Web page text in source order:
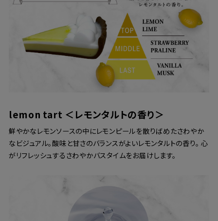
lemon tart ＜レモンタルトの香り＞
鮮やかなレモンソースの中にレモンピールを散りばめたさわやか
なビジュアル。酸味と甘さのバランスがよいレモンタルトの香り。 心
がリフレッシュするさわやかバスタイムをお届けします。